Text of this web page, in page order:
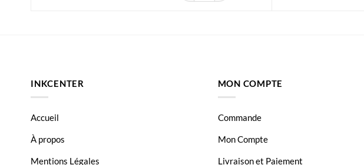
INKCENTER
Accueil
À propos
Mentions Légales
MON COMPTE
Commande
Mon Compte
Livraison et Paiement